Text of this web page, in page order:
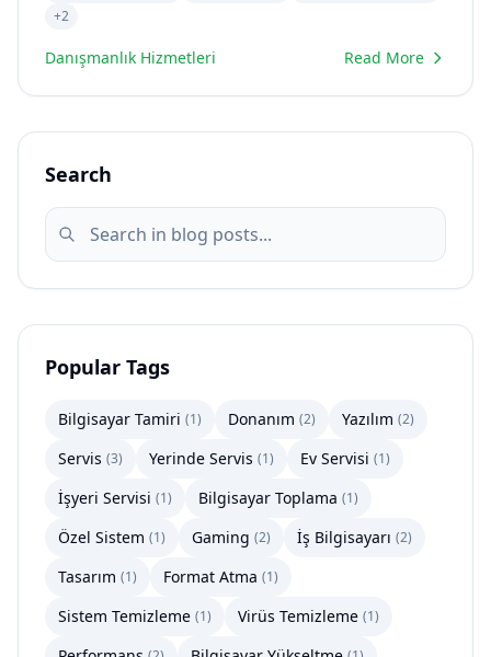
+2
Danışmanlık Hizmetleri Read More
Search
Popular Tags
Bilgisayar Tamiri (1) Donanım (2) Yazılım (2)
Servis (3) Yerinde Servis (1) Ev Servisi (1)
İşyeri Servisi (1) Bilgisayar Toplama (1)
Özel Sistem (1) Gaming (2) İş Bilgisayarı (2)
Tasarım (1) Format Atma (1)
Sistem Temizleme (1) Virüs Temizleme (1)